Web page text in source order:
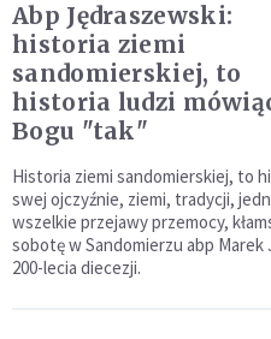
Abp Jędraszewski:
historia ziemi
sandomierskiej, to
historia ludzi
Bogu "tak"
Historia ziemi sandomierskiej, to
swej ojczyźnie, ziemi, tradycji,
wszelkie przejawy przemocy,
sobotę w Sandomierzu abp
200-lecia diecezji.